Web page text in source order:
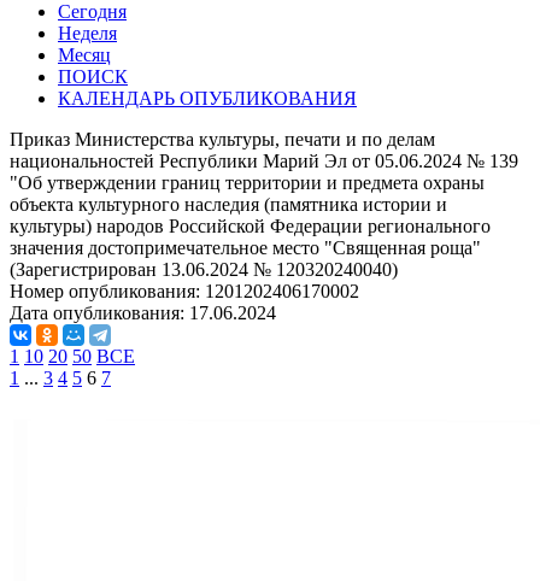
Сегодня
Неделя
Месяц
ПОИСК
КАЛЕНДАРЬ ОПУБЛИКОВАНИЯ
Приказ Министерства культуры, печати и по делам
национальностей Республики Марий Эл от 05.06.2024 № 139
"Об утверждении границ территории и предмета охраны
объекта культурного наследия (памятника истории и
культуры) народов Российской Федерации регионального
значения достопримечательное место "Священная роща"
(Зарегистрирован 13.06.2024 № 120320240040)
Номер опубликования: 1201202406170002
Дата опубликования: 17.06.2024
1 10 20 50 ВСЕ
1 ... 3 4 5 6 7